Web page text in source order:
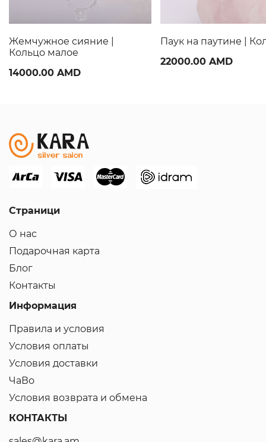
Жемчужное сияние |
Кольцо малое
14000.00 AMD
Паук на паутине |
22000.00 AMD
Страници
О нас
Подарочная карта
Блог
Контакты
Информация
Правила и условия
Условия оплаты
Условия доставки
ЧаВо
Условия возврата и обмена
КОНТАКТЫ